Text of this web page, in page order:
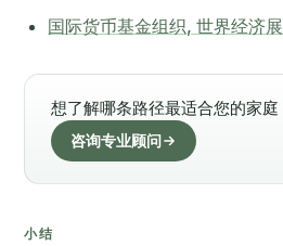
国际货币基金组织, 世界经济
想了解哪条路径最适合您的家庭
咨询专业顾问
小结